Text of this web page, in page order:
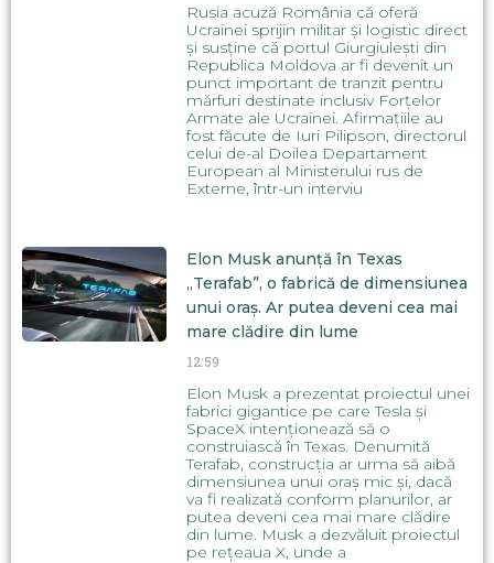
Rusia acuză România că oferă
Ucrainei sprijin militar și logistic direct
și susține că portul Giurgiulești din
Republica Moldova ar fi devenit un
punct important de tranzit pentru
mărfuri destinate inclusiv Forțelor
Armate ale Ucrainei. Afirmațiile au
fost făcute de Iuri Pilipson, directorul
celui de-al Doilea Departament
European al Ministerului rus de
Externe, într-un interviu
Elon Musk anunță în Texas
„Terafab”, o fabrică de dimensiunea
unui oraș. Ar putea deveni cea mai
mare clădire din lume
12:59
Elon Musk a prezentat proiectul unei
fabrici gigantice pe care Tesla și
SpaceX intenționează să o
construiască în Texas. Denumită
Terafab, construcția ar urma să aibă
dimensiunea unui oraș mic și, dacă
va fi realizată conform planurilor, ar
putea deveni cea mai mare clădire
din lume. Musk a dezvăluit proiectul
pe rețeaua X, unde a